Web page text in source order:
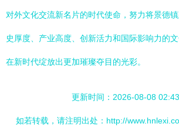
对外文化交流新名片的时代使命，努力将景德
史厚度、产业高度、创新活力和国际影响力的
在新时代绽放出更加璀璨夺目的光彩。
更新时间：2026-08-08
如若转载，请注明出处：http://